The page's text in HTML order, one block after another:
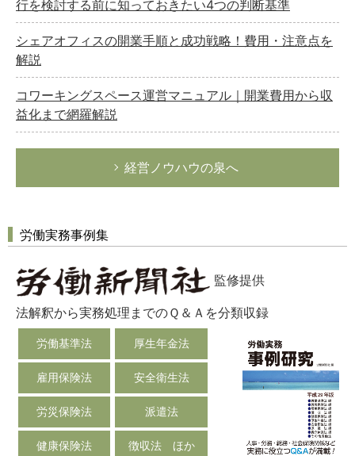
行を検討する前に知っておきたい4つの判断基準
シェアオフィスの開業手順と成功戦略！費用・注意点を
解説
コワーキングスペース運営マニュアル｜開業費用から収
益化まで網羅解説
経営ノウハウの泉へ
労働実務事例集
監修提供
法解釈から実務処理までのＱ＆Ａを分類収録
労働基準法 厚生年金法
雇用保険法 安全衛生法
労災保険法 派遣法
健康保険法 徴収法 ほか